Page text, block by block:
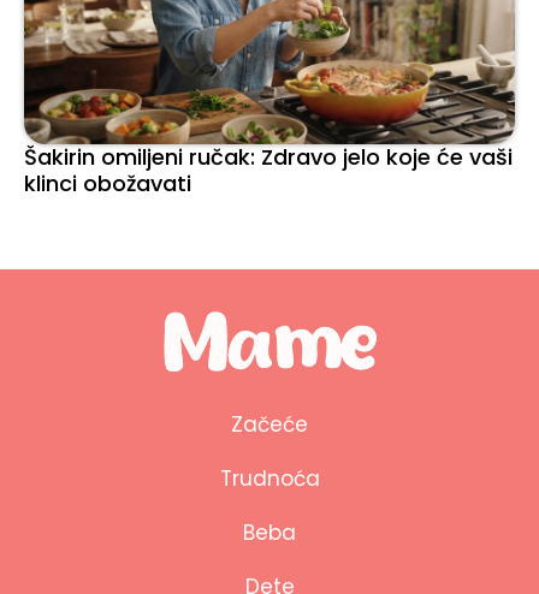
Šakirin omiljeni ručak: Zdravo jelo koje će vaši
klinci obožavati
Začeće
Trudnoća
Beba
Dete